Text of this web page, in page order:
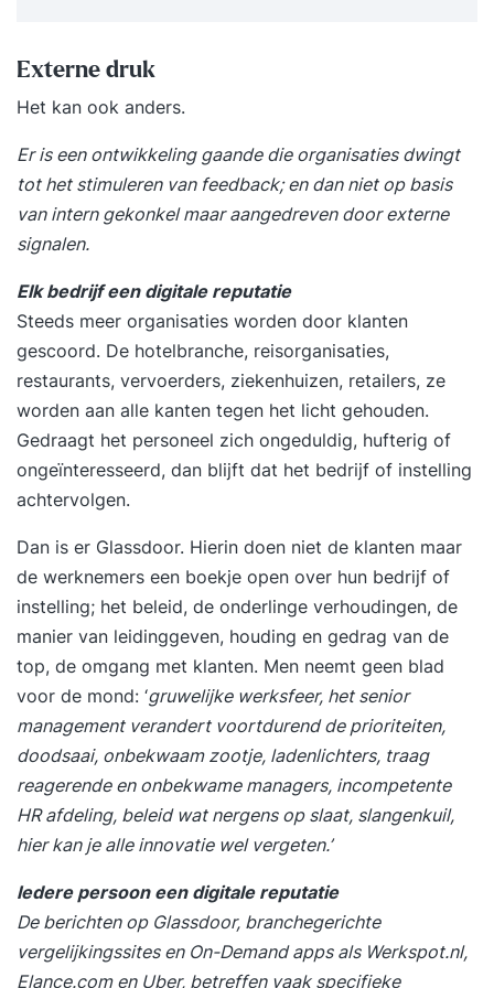
Externe druk
Het kan ook anders.
Er is een ontwikkeling gaande die organisaties dwingt
tot het stimuleren van feedback; en dan niet op basis
van intern gekonkel maar aangedreven door externe
signalen.
Elk bedrijf een digitale reputatie
Steeds meer organisaties worden door klanten
gescoord. De hotelbranche, reisorganisaties,
restaurants, vervoerders, ziekenhuizen, retailers, ze
worden aan alle kanten tegen het licht gehouden.
Gedraagt het personeel zich ongeduldig, hufterig of
ongeïnteresseerd, dan blijft dat het bedrijf of instelling
achtervolgen.
Dan is er Glassdoor. Hierin doen niet de klanten maar
de werknemers een boekje open over hun bedrijf of
instelling; het beleid, de onderlinge verhoudingen, de
manier van leidinggeven, houding en gedrag van de
top, de omgang met klanten. Men neemt geen blad
voor de mond: ‘gruwelijke werksfeer, het senior
management verandert voortdurend de prioriteiten,
doodsaai, onbekwaam zootje, ladenlichters, traag
reagerende en onbekwame managers, incompetente
HR afdeling, beleid wat nergens op slaat, slangenkuil,
hier kan je alle innovatie wel vergeten.’
Iedere persoon een digitale reputatie
De berichten op Glassdoor, branchegerichte
vergelijkingssites en On-Demand appsals Werkspot.nl,
Elance.com en Uber, betreffen vaak specifieke